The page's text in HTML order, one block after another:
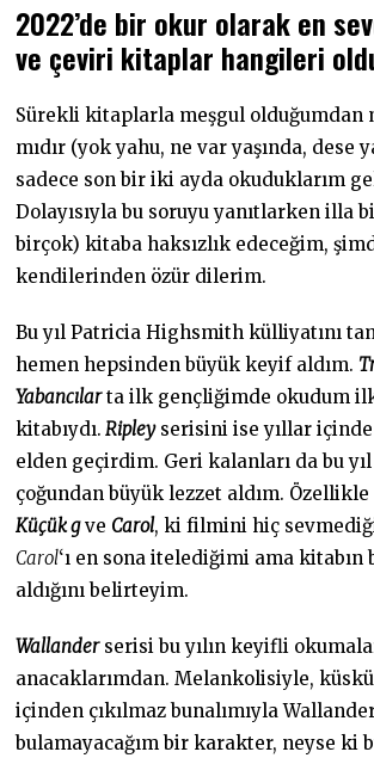
2022’de bir okur olarak en
ve çeviri kitaplar hangileri
Sürekli kitaplarla meşgul olduğumdan
mıdır (yok yahu, ne var yaşında, dese
sadece son bir iki ayda okuduklarım
Dolayısıyla bu soruyu yanıtlarken illa
birçok) kitaba haksızlık edeceğim,
kendilerinden özür dilerim.
Bu yıl Patricia Highsmith külliyatını
hemen hepsinden büyük keyif aldım.
Yabancılarta ilk gençliğimde okudum
kitabıydı. Ripleyserisini ise yıllar
elden geçirdim. Geri kalanları da bu
çoğundan büyük lezzet aldım.
Küçük gve Carol, ki filmini hiç
Carol‘ı en sona itelediğimi ama kitabın
aldığını belirteyim.
Wallanderserisi bu yılın keyifli
anacaklarımdan. Melankolisiyle,
içinden çıkılmaz bunalımıyla
bulamayacağım bir karakter, neyse ki